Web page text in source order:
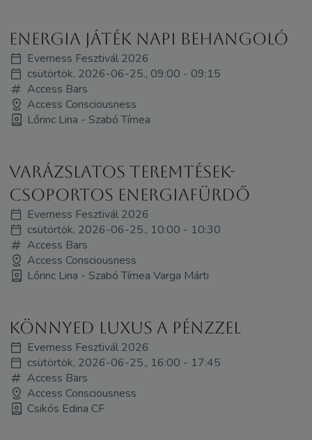
Energia játék napi behangoló
Everness Fesztivál 2026
csütörtök, 2026-06-25., 09:00 - 09:15
Access Bars
Access Consciousness
Lőrinc Lina - Szabó Tímea
Varázslatos teremtések-
Csoportos energiafürdő
Everness Fesztivál 2026
csütörtök, 2026-06-25., 10:00 - 10:30
Access Bars
Access Consciousness
Lőrinc Lina - Szabó Tímea Varga Márti
Könnyed luxus a pénzzel
Everness Fesztivál 2026
csütörtök, 2026-06-25., 16:00 - 17:45
Access Bars
Access Consciousness
Csikós Edina CF